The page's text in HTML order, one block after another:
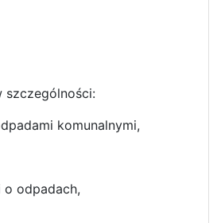
szczególności:
komunalnymi,
odpadach,